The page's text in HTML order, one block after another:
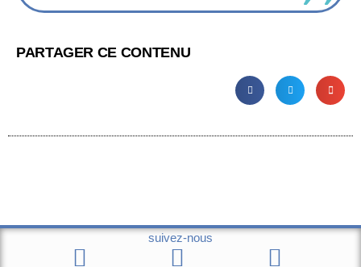
PARTAGER CE CONTENU
suivez-nous